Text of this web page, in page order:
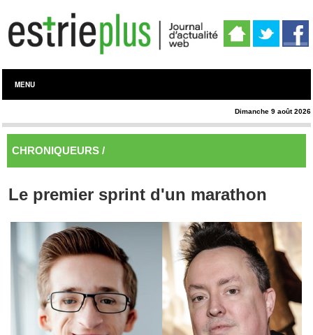
MENU
Dimanche 9 août 2026
CHRONIQUEURS /
Le premier sprint d'un marathon